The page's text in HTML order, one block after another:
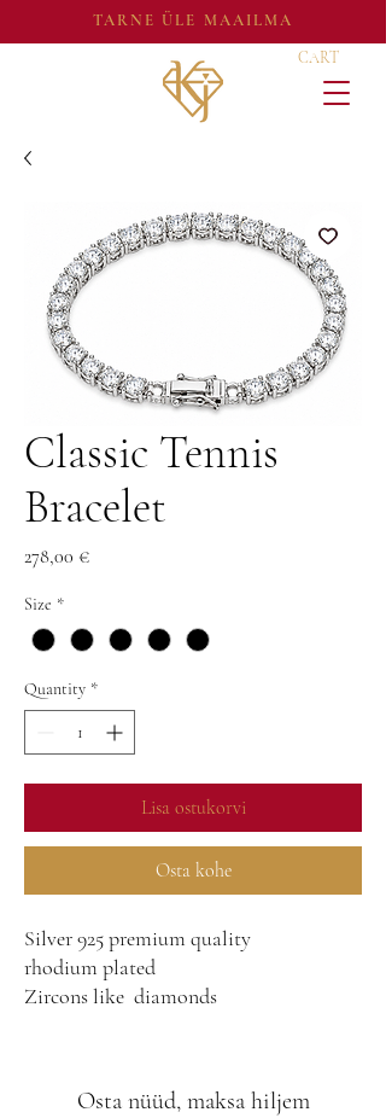
TARNE ÜLE MAAILMA
CART
Classic Tennis
Bracelet
278,00 €Price
Size *
Quantity *
Lisa ostukorvi
Osta kohe
Silver 925 premium quality
rhodium plated
Zircons like diamonds
Osta nüüd, maksa hiljem